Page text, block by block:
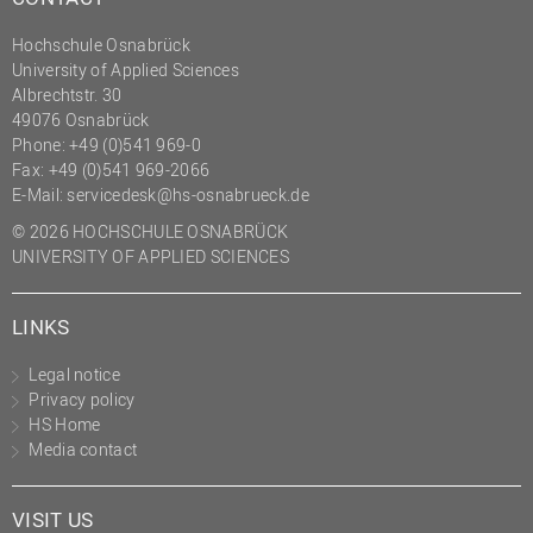
Prozessmanagement
Recht
Science to Business GmbH
Studierendensekretariat
Transfer- und
Hochschule Osnabrück
University of Applied Sciences
Albrechtstr. 30
49076 Osnabrück
Phone: +49 (0)541 969-0
Fax: +49 (0)541 969-2066
E-Mail: servicedesk@hs-osnabrueck.de
© 2026 HOCHSCHULE OSNABRÜCK
UNIVERSITY OF APPLIED SCIENCES
LINKS
Legal notice
Privacy policy
HS Home
Media contact
VISIT US